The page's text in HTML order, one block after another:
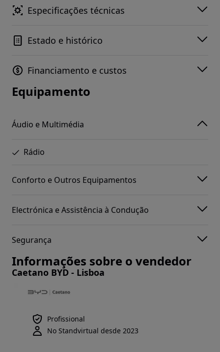
Especificações técnicas
Estado e histórico
Financiamento e custos
Equipamento
Áudio e Multimédia
Rádio
Conforto e Outros Equipamentos
Electrónica e Assistência à Condução
Segurança
Informações sobre o vendedor
Caetano BYD - Lisboa
Profissional
No Standvirtual desde 2023